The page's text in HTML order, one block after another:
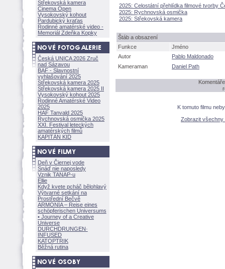
Střekovská kamera
Cinema Open
Vysokovský kohout
Pardubický kraťas
Rodinné amatérské video -
Memoriál Zdeňka Kopky
Česká UNICA 2026 Zruč
nad Sázavou
BAF - Slavnostní
vyhlašování 2025
Střekovská kamera 2025
Střekovská kamera 2025 II
Vysokovský kohout 2025
Rodinné Amatérské Video
2025
HAF Tanvald 2025
Rychnovská osmička 2025
XXI. Festival leteckých
amatérských filmů
KAPITÁN KID
Deň v Čiernej vode
Snáď nie naposledy
Vznik TANAP-u
Ellie
Když kvete pcháč bělohlavý
Výtvarné setkání na
Prostřední Bečvě
ARMONÍA – Reise eines
schöpferischen Universums
• Journey of a Creative
Universe
DURCHDRUNGEN·
INFUSED
KATOPTRIK
Běžná rutina
2025: Celostátní přehlídka filmové tvorby
2025: Rychnovská osmička
2025: Střekovská kamera
táb a obsazení
Funkce
Jméno
Autor
Pablo Maldonado
Kameraman
Daniel Path
K tomuto filmu
Zobrazit všechny